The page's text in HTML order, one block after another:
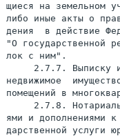
щиеся на земельном
либо иные акты о
дения  в действие
"О государственной
лок с ним".
2.7.7. Выписку
недвижимое
помещений в
2.7.8.
ями и дополнениями
дарственной услуги